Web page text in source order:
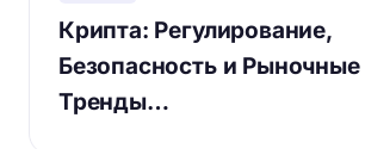
Крипта: Регулирование,
Безопасность и Рыночные
Тренды…